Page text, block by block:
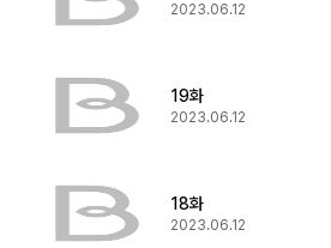
2023.06.12
19화
2023.06.12
18화
2023.06.12